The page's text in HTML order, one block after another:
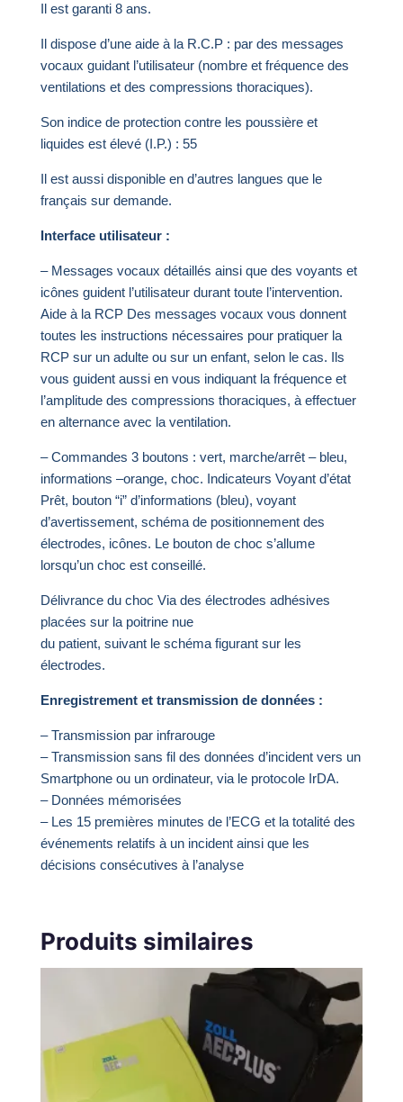
Il est garanti 8 ans.
Il dispose d’une aide à la R.C.P : par des messages
vocaux guidant l’utilisateur (nombre et fréquence des
ventilations et des compressions thoraciques).
Son indice de protection contre les poussière et
liquides est élevé (I.P.) : 55
Il est aussi disponible en d’autres langues que le
français sur demande.
Interface utilisateur :
– Messages vocaux détaillés ainsi que des voyants et
icônes guident l’utilisateur durant toute l’intervention.
Aide à la RCP Des messages vocaux vous donnent
toutes les instructions nécessaires pour pratiquer la
RCP sur un adulte ou sur un enfant, selon le cas. Ils
vous guident aussi en vous indiquant la fréquence et
l’amplitude des compressions thoraciques, à effectuer
en alternance avec la ventilation.
– Commandes 3 boutons : vert, marche/arrêt – bleu,
informations –orange, choc. Indicateurs Voyant d’état
Prêt, bouton “i” d’informations (bleu), voyant
d’avertissement, schéma de positionnement des
électrodes, icônes. Le bouton de choc s’allume
lorsqu’un choc est conseillé.
Délivrance du choc Via des électrodes adhésives
placées sur la poitrine nue
du patient, suivant le schéma figurant sur les
électrodes.
Enregistrement et transmission de données :
– Transmission par infrarouge
– Transmission sans fil des données d’incident vers un
Smartphone ou un ordinateur, via le protocole IrDA.
– Données mémorisées
– Les 15 premières minutes de l’ECG et la totalité des
événements relatifs à un incident ainsi que les
décisions consécutives à l’analyse
Produits similaires